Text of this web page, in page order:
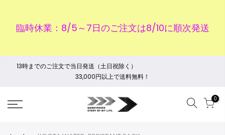
臨時休業：8/5～7日のご注文は8/10に順次発送
13時までのご注文で当日発送（土日祝除く）
33,000円以上で送料無料！
0